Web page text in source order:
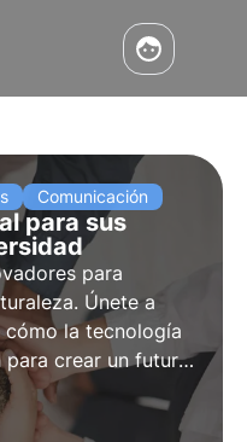
Comunicación
para sus
para
Únete a
cómo la tecnología
para crear un futuro
y el planeta.